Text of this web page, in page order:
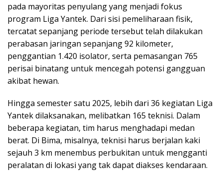
pada mayoritas penyulang yang menjadi fokus
program Liga Yantek. Dari sisi pemeliharaan fisik,
tercatat sepanjang periode tersebut telah dilakukan
perabasan jaringan sepanjang 92 kilometer,
penggantian 1.420 isolator, serta pemasangan 765
perisai binatang untuk mencegah potensi gangguan
akibat hewan.
Hingga semester satu 2025, lebih dari 36 kegiatan Liga
Yantek dilaksanakan, melibatkan 165 teknisi. Dalam
beberapa kegiatan, tim harus menghadapi medan
berat. Di Bima, misalnya, teknisi harus berjalan kaki
sejauh 3 km menembus perbukitan untuk mengganti
peralatan di lokasi yang tak dapat diakses kendaraan.